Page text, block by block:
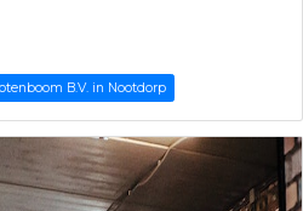
B.V. in Nootdorp